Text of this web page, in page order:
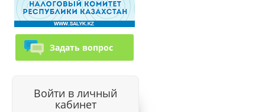
Задать вопрос
Войти в личный
кабинет